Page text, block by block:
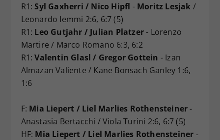
R1:Syl Gaxherri / Nico Hipfl - Moritz Lesjak /
Leonardo Iemmi 2:6, 6:7 (5)
R1: Leo Gutjahr / Julian Platzer- Lorenzo
Martire / Marco Romano 6:3, 6:2
R1:Valentin Glasl / Gregor Gottein - Izan
Almazan Valiente / Kane Bonsach Ganley 1:6,
1:6
F: Mia Liepert / Liel Marlies Rothensteiner-
Anastasia Bertacchi / Viola Turini 2:6, 6:7 (5)
HF: Mia Liepert / Liel Marlies Rothensteiner -